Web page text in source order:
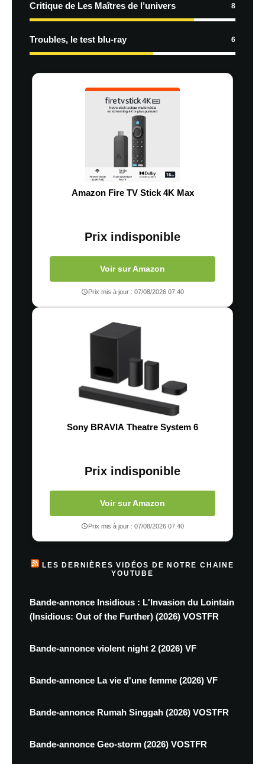
Critique de Les Maîtres de l’univers 8
Troubles, le test blu-ray 6
Amazon Fire TV Stick 4K Max
Prix indisponible
Voir sur Amazon
Prix mis à jour : 07/08/2026 07:40
Sony BRAVIA Theatre System 6
Prix indisponible
Voir sur Amazon
Prix mis à jour : 07/08/2026 07:40
LES DERNIÈRES VIDÉOS DE NOTRE CHAINE
YOUTUBE
Bande-annonce Insidious : L'Invasion du Lointain
(Insidious: Out of the Further) (2026) VOSTFR
Bande-annonce violent night 2 (2026) VF
Bande-annonce La vie d'une femme (2026) VF
Bande-annonce Rumah Singgah (2026) VOSTFR
Bande-annonce Geo-storm (2026) VOSTFR